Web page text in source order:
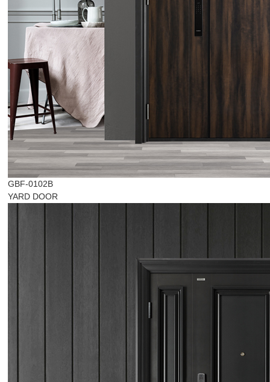
GBF-0102B
YARD DOOR